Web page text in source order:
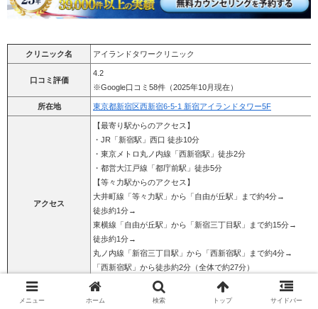
クリニック名 アイランドタワークリニック
口コミ評価
4.2
※Google口コミ58件（2025年10月現在）
所在地 東京都新宿区西新宿6-5-1 新宿アイランドタワー5F
アクセス
【最寄り駅からのアクセス】
・JR「新宿駅」西口 徒歩10分
・東京メトロ丸ノ内線「西新宿駅」徒歩2分
・都営大江戸線「都庁前駅」徒歩5分
【等々力駅からのアクセス】
大井町線「等々力駅」から「自由が丘駅」まで約4分→
徒歩約1分→
東横線「自由が丘駅」から「新宿三丁目駅」まで約15分→
徒歩約1分→
丸ノ内線「新宿三丁目駅」から「西新宿駅」まで約4分→
「西新宿駅」から徒歩約2分（全体で約27分）
（※乗換・待ち時間は含まれておりません）
診療時間 10:00～19:00（年中無休）
メニュー ホーム 検索 トップ サイドバー